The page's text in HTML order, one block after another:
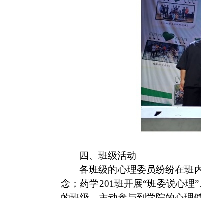
四、班级活动
各班级的心理委员纷纷在班
念；药学201班开展“班委说心理